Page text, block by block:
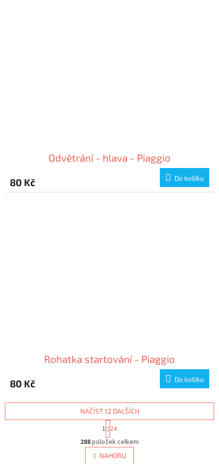
Odvětrání - hlava - Piaggio
80 Kč Do košíku
Rohatka startování - Piaggio
80 Kč Do košíku
O
v
l
NAČÍST 12 DALŠÍCH
S
t
r
á
n
1 24
288položek celkem
NAHORU